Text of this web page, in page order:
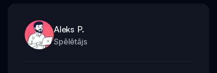
Aleks P.
Spēlētājs